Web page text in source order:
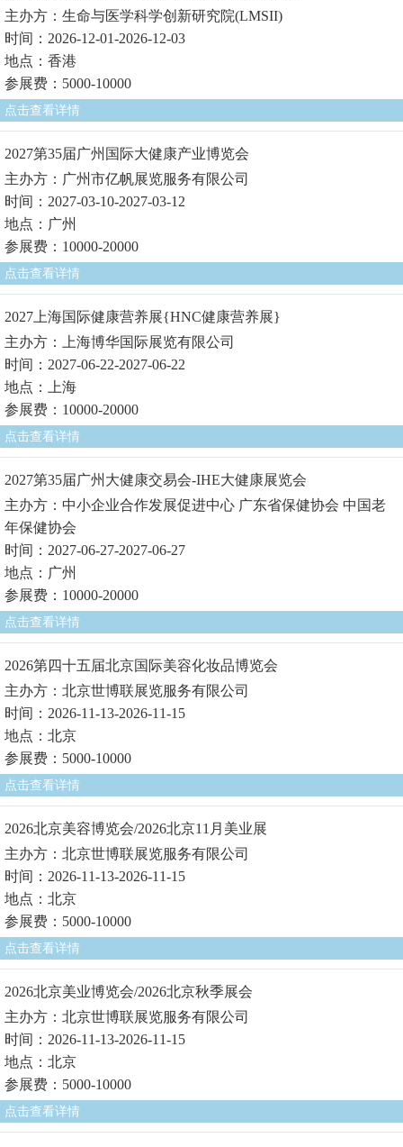
主办方：生命与医学科学创新研究院(LMSII)
时间：2026-12-01-2026-12-03
地点：香港
参展费：5000-10000
点击查看详情
2027第35届广州国际大健康产业博览会
主办方：广州市亿帆展览服务有限公司
时间：2027-03-10-2027-03-12
地点：广州
参展费：10000-20000
点击查看详情
2027上海国际健康营养展{HNC健康营养展}
主办方：上海博华国际展览有限公司
时间：2027-06-22-2027-06-22
地点：上海
参展费：10000-20000
点击查看详情
2027第35届广州大健康交易会-IHE大健康展览会
主办方：中小企业合作发展促进中心 广东省保健协会 中国老
年保健协会
时间：2027-06-27-2027-06-27
地点：广州
参展费：10000-20000
点击查看详情
2026第四十五届北京国际美容化妆品博览会
主办方：北京世博联展览服务有限公司
时间：2026-11-13-2026-11-15
地点：北京
参展费：5000-10000
点击查看详情
2026北京美容博览会/2026北京11月美业展
主办方：北京世博联展览服务有限公司
时间：2026-11-13-2026-11-15
地点：北京
参展费：5000-10000
点击查看详情
2026北京美业博览会/2026北京秋季展会
主办方：北京世博联展览服务有限公司
时间：2026-11-13-2026-11-15
地点：北京
参展费：5000-10000
点击查看详情